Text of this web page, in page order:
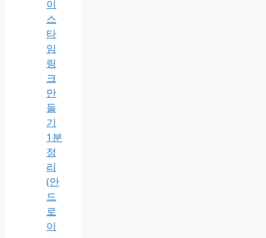
이
스
타
임
링
크
만
들
기
1분
정
리
(안
드
로
이